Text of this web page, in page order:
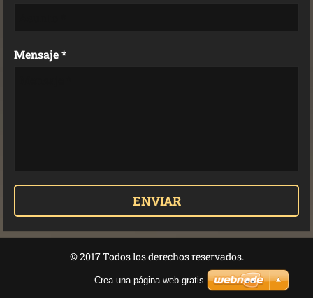
Mensaje *
© 2017 Todos los derechos reservados.
Crea una página web gratis